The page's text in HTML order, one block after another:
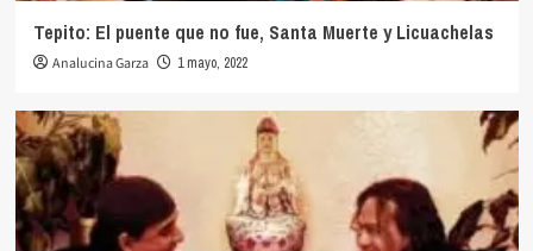
Tepito: El puente que no fue, Santa Muerte y Licuachelas
Analucina Garza 1 mayo, 2022